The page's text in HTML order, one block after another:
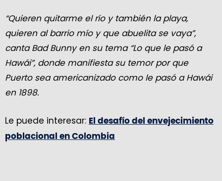
“Quieren quitarme el río y también la playa,
quieren al barrio mío y que abuelita se vaya”,
canta Bad Bunny en su tema “Lo que le pasó a
Hawái”, donde manifiesta su temor por que
Puerto sea americanizado como le pasó a Hawái
en 1898.
Le puede interesar: El desafío del envejecimiento
poblacional en Colombia